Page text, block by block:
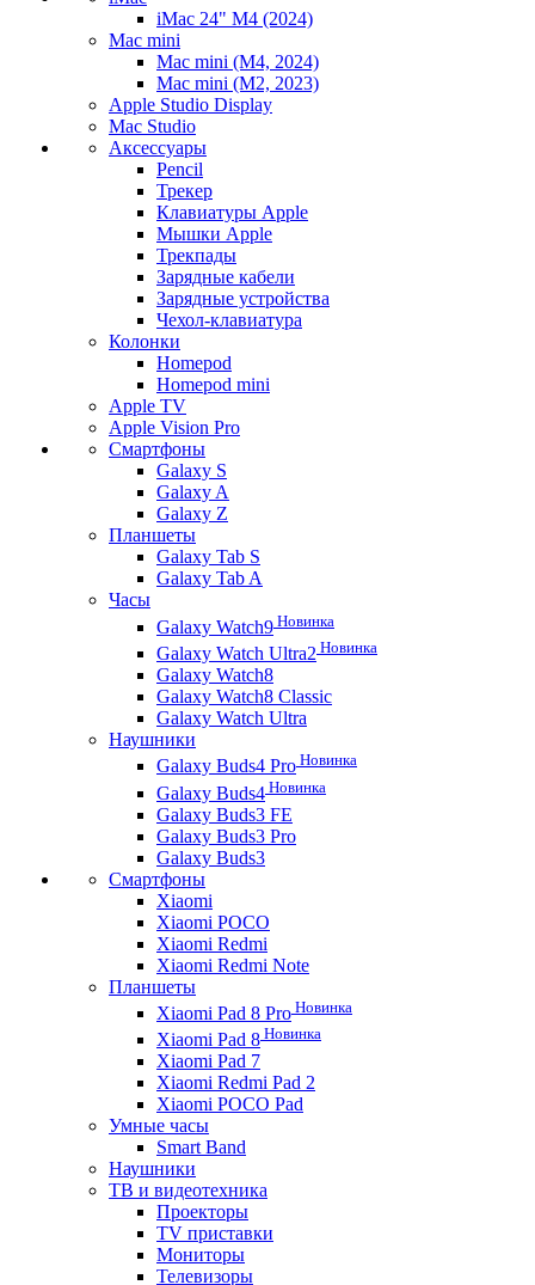
iMac 24" M4 (2024)
Mac mini
Mac mini (M4, 2024)
Mac mini (M2, 2023)
Apple Studio Display
Mac Studio
Аксессуары
Pencil
Трекер
Клавиатуры Apple
Мышки Apple
Трекпады
Зарядные кабели
Зарядные устройства
Чехол-клавиатура
Колонки
Homepod
Homepod mini
Apple TV
Apple Vision Pro
Смартфоны
Galaxy S
Galaxy A
Galaxy Z
Планшеты
Galaxy Tab S
Galaxy Tab A
Часы
Galaxy Watch9 Новинка
Galaxy Watch Ultra2 Новинка
Galaxy Watch8
Galaxy Watch8 Classic
Galaxy Watch Ultra
Наушники
Galaxy Buds4 Pro Новинка
Galaxy Buds4 Новинка
Galaxy Buds3 FE
Galaxy Buds3 Pro
Galaxy Buds3
Смартфоны
Xiaomi
Xiaomi POCO
Xiaomi Redmi
Xiaomi Redmi Note
Планшеты
Xiaomi Pad 8 Pro Новинка
Xiaomi Pad 8 Новинка
Xiaomi Pad 7
Xiaomi Redmi Pad 2
Xiaomi POCO Pad
Умные часы
Smart Band
Наушники
ТВ и видеотехника
Проекторы
TV приставки
Мониторы
Телевизоры